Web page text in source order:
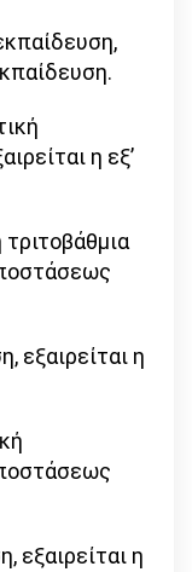
η εξ’
εξαιρείται η
εξαιρείται η